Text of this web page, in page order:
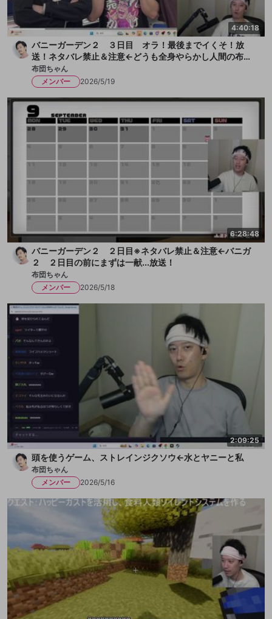
4:40:18
バニーガーデン２ ３日目 オラ！最後までイくそ！放
送！ネタバレ禁止＆注意←どうも全身やらかし人間の布団
ちゃんです！今日も女の子とチチクリ満載！まずは一献い
きます、か！放送
布団ちゃん
メンバー
2026/5/19
6:28:48
バニーガーデン２ ２日目※ネタバレ禁止＆注意←バニガ
２ ２日目の前にまずは一献...放送！
布団ちゃん
メンバー
2026/5/18
2:09:25
頭を使うゲーム、ストレインジクソウ←水とヤニーと私
布団ちゃん
メンバー
2026/5/16